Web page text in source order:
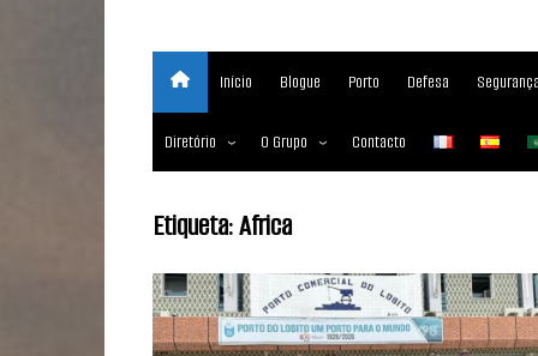
Início Blogue Porto Defesa
Diretório O Grupo
Nossos Serviços
Media Partner 2019 – 2023
Maritimafrica Awards
Contacto
Etiqueta:Africa